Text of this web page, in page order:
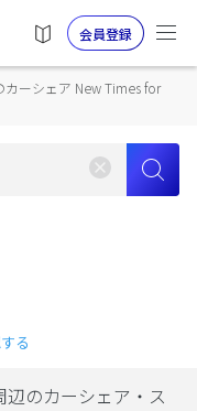
会員登録
ーシェア New Times for
る
のカーシェア・ス